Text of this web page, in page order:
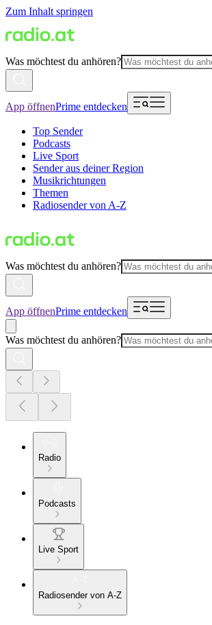
Zum Inhalt springen
Was möchtest du anhören?
App öffnenPrime entdecken
Top Sender
Podcasts
Live Sport
Sender aus deiner Region
Musikrichtungen
Themen
Radiosender von A-Z
Was möchtest du anhören?
App öffnenPrime entdecken
Was möchtest du anhören?
Radio
Podcasts
Live Sport
Radiosender von A-Z